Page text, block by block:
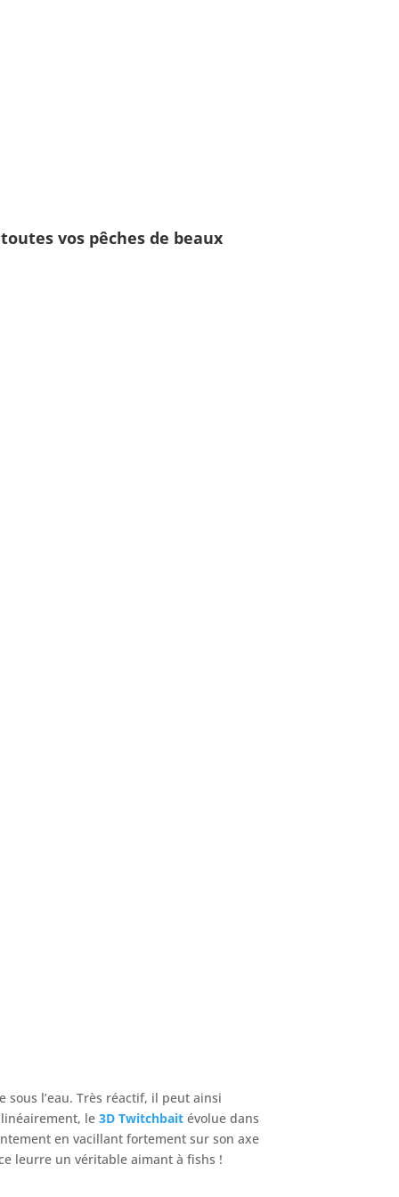
vos pêches de beaux
l’eau. Très réactif, il peut ainsi
linéairement, le3D Twitchbait évolue dans
en vacillant fortement sur son axe
leurre un véritable aimant à fishs !